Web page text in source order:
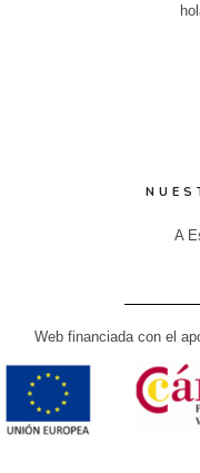
A
Web financiada con el